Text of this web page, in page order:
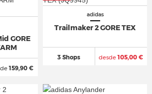
GORE
159,90 €
adidas
Trailmaker 2 GORE TEX
3 Shops desde105,00 €